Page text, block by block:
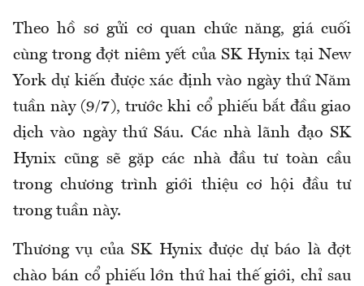
Theo hồ sơ gửi cơ quan chức năng, giá cuối
cùng trong đợt niêm yết của SK Hynix tại New
York dự kiến được xác định vào ngày thứ Năm
tuần này (9/7), trước khi cổ phiếu bắt đầu giao
dịch vào ngày thứ Sáu. Các nhà lãnh đạo SK
Hynix cũng sẽ gặp các nhà đầu tư toàn cầu
trong chương trình giới thiệu cơ hội đầu tư
trong tuần này.
Thương vụ của SK Hynix được dự báo là đợt
chào bán cổ phiếu lớn thứ hai thế giới, chỉ sau